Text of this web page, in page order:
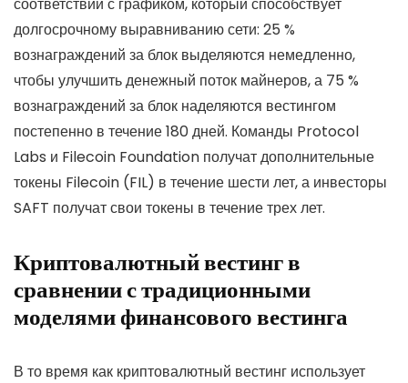
долгосрочному выравниванию сети: 25 %
вознаграждений за блок выделяются немедленно,
чтобы улучшить денежный поток майнеров, а 75 %
вознаграждений за блок наделяются вестингом
постепенно в течение 180 дней. Команды Protocol
Labs и Filecoin Foundation получат дополнительные
токены Filecoin (FIL) в течение шести лет, а инвесторы
SAFT получат свои токены в течение трех лет.
Криптовалютный вестинг в
сравнении с традиционными
моделями финансового вестинга
В то время как криптовалютный вестинг использует